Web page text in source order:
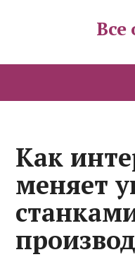
Все
Как
меняет